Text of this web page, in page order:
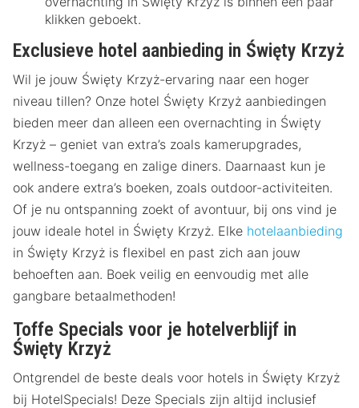
klikken geboekt.
Exclusieve hotel aanbieding in Święty Krzyż
Wil je jouw Święty Krzyż-ervaring naar een hoger
niveau tillen? Onze hotel Święty Krzyż aanbiedingen
bieden meer dan alleen een overnachting in Święty
Krzyż – geniet van extra’s zoals kamerupgrades,
wellness-toegang en zalige diners. Daarnaast kun je
ook andere extra’s boeken, zoals outdoor-activiteiten.
Of je nu ontspanning zoekt of avontuur, bij ons vind je
jouw ideale hotel in Święty Krzyż. Elke hotelaanbieding
in Święty Krzyż is flexibel en past zich aan jouw
behoeften aan. Boek veilig en eenvoudig met alle
gangbare betaalmethoden!
Toffe Specials voor je hotelverblijf in
Święty Krzyż
Ontgrendel de beste deals voor hotels in Święty Krzyż
bij HotelSpecials! Deze Specials zijn altijd inclusief